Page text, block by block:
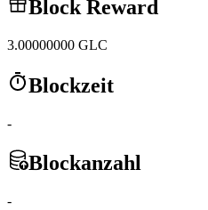
Block Reward
3.00000000 GLC
Blockzeit
-
Blockanzahl
-